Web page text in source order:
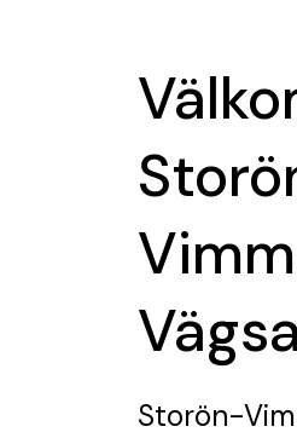
Storön-